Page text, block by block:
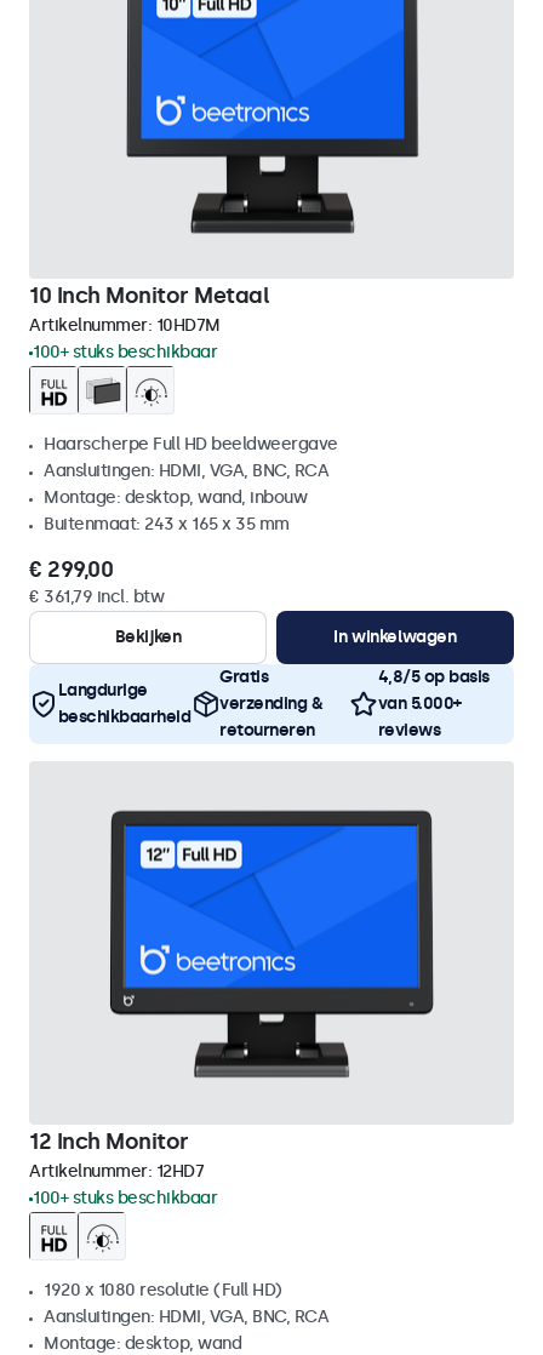
10 Inch Monitor Metaal
Artikelnummer: 10HD7M
100+ stuks beschikbaar
Haarscherpe Full HD beeldweergave
Aansluitingen: HDMI, VGA, BNC, RCA
Montage: desktop, wand, inbouw
Buitenmaat: 243 x 165 x 35 mm
€ 299,00
€ 361,79 incl. btw
Bekijken
In winkelwagen
Langdurige
beschikbaarheid
Gratis
verzending &
retourneren
4,8/5 op basis
van 5.000+
reviews
12 Inch Monitor
Artikelnummer: 12HD7
100+ stuks beschikbaar
1920 x 1080 resolutie (Full HD)
Aansluitingen: HDMI, VGA, BNC, RCA
Montage: desktop, wand